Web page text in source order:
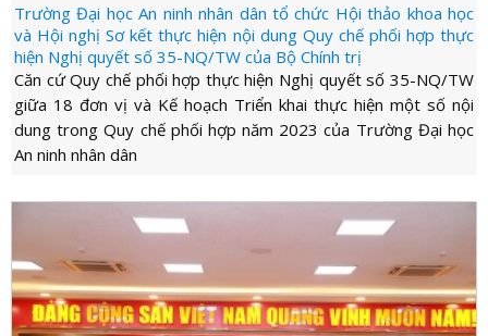
Trường Đại học An ninh nhân dân tổ chức Hội thảo khoa học
và Hội nghị Sơ kết thực hiện nội dung Quy chế phối hợp thực
hiện Nghị quyết số 35-NQ/TW của Bộ Chính trị
Căn cứ Quy chế phối hợp thực hiện Nghị quyết số 35-NQ/TW
giữa 18 đơn vị và Kế hoạch Triển khai thực hiện một số nội
dung trong Quy chế phối hợp năm 2023 của Trường Đại học
An ninh nhân dân